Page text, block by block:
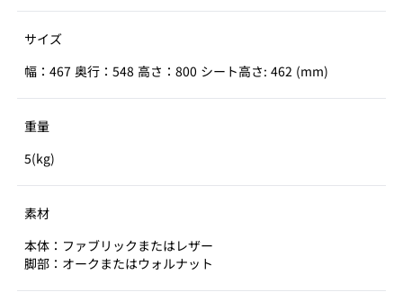
サイズ
幅：467 奥行：548 高さ：800 シート高さ: 462 (mm)
重量
5(kg)
素材
本体：ファブリックまたはレザー
脚部：オークまたはウォルナット